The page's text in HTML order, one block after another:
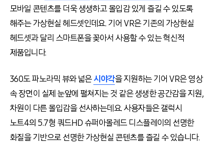
모바일 콘텐츠를 더욱 생생하고 몰입감 있게 즐길 수 있도록
해주는 가상현실 헤드셋인데요. 기어 VR은 기존의 가상현실
헤드셋과 달리 스마트폰을 꽂아서 사용할 수 있는 혁신적
제품입니다.
360도 파노라믹 뷰와 넓은시야각을 지원하는 기어 VR은 영상
속 장면이 실제 눈앞에 펼쳐지는 것 같은 생생한 공간감을 지원,
차원이 다른 몰입감을 선사하는데요. 사용자들은 갤럭시
노트4의 5.7형 쿼드HD 슈퍼아몰레드 디스플레이의 선명한
화질을 기반으로 선명한 가상현실 콘텐츠를 즐길 수 있습니다.